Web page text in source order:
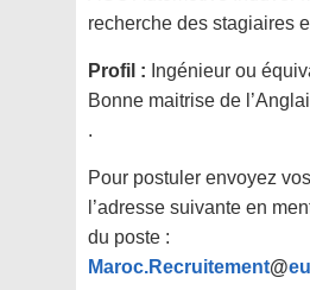
recherche des stagiaires
Profil : Ingénieur ou
Bonne maitrise de
.
Pour postuler envoyez
l’adresse suivante en
du poste :
Maroc.Recruitement@